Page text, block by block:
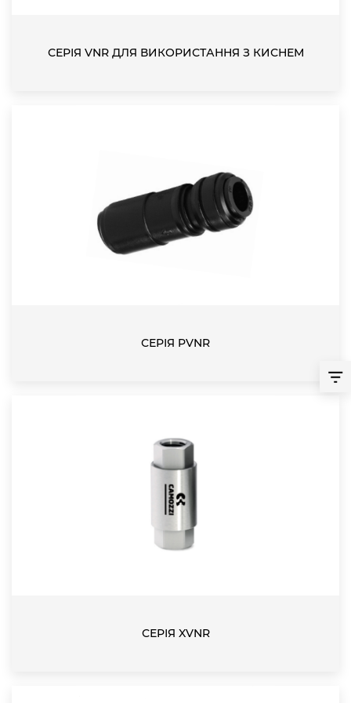
СЕРІЯ VNR ДЛЯ ВИКОРИСТАННЯ З КИСНЕМ
СЕРІЯ PVNR
СЕРІЯ XVNR